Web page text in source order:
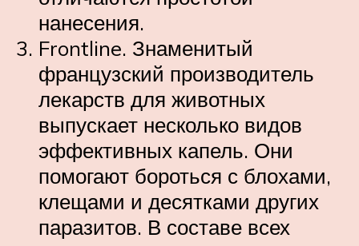
нанесения.
Frontline. Знаменитый
французский производитель
лекарств для животных
выпускает несколько видов
эффективных капель. Они
помогают бороться с блохами,
клещами и десятками других
паразитов. В составе всех